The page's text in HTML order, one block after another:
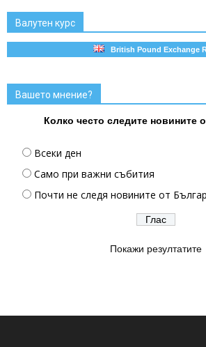
Валутен курс
British Pound Exchange
Вашето мнение?
Колко често следите новините
Всеки ден
Само при важни събития
Почти не следя новините от
Покажи резултатите